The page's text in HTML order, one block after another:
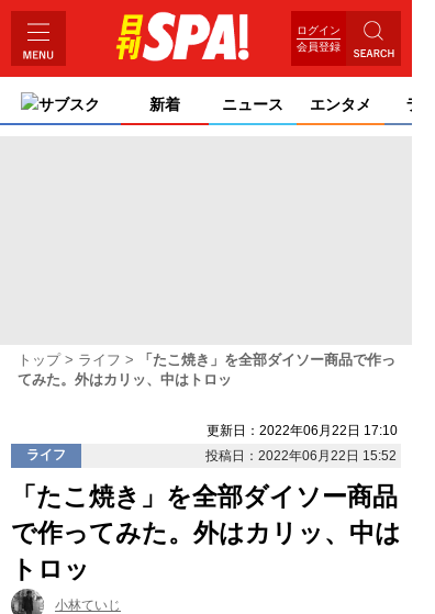
ログイン
会員登録
サブスク 新着 ニュース エンタメ ライ
トップ ライフ
「たこ焼き」を全部ダイソー商品で作っ
てみた。外はカリッ、中はトロッ
更新日：2022年06月22日 17:10
ライフ
投稿日：2022年06月22日 15:52
「たこ焼き」を全部ダイソー商品
で作ってみた。外はカリッ、中は
トロッ
小林ていじ